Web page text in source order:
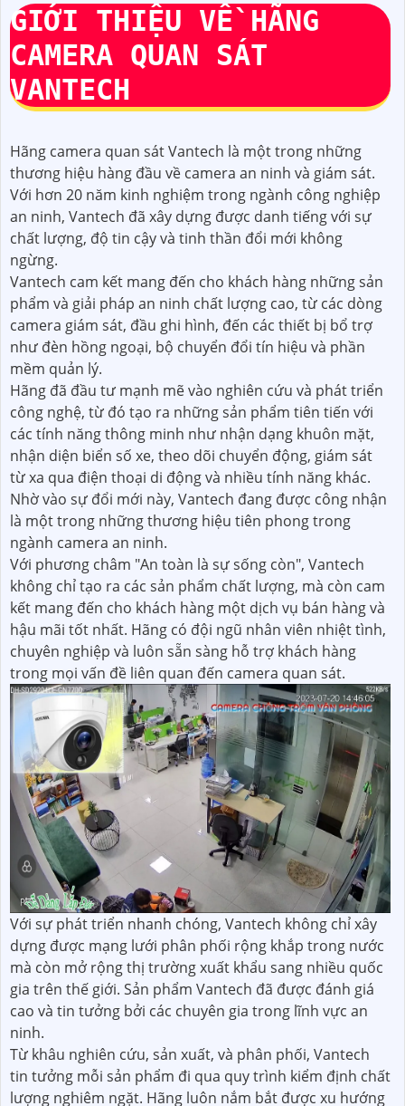
GIỚI THIỆU VỀ HÃNG
CAMERA QUAN SÁT
VANTECH
Hãng camera quan sát Vantech là một trong những
thương hiệu hàng đầu về camera an ninh và giám sát.
Với hơn 20 năm kinh nghiệm trong ngành công nghiệp
an ninh, Vantech đã xây dựng được danh tiếng với sự
chất lượng, độ tin cậy và tinh thần đổi mới không
ngừng.
Vantech cam kết mang đến cho khách hàng những sản
phẩm và giải pháp an ninh chất lượng cao, từ các dòng
camera giám sát, đầu ghi hình, đến các thiết bị bổ trợ
như đèn hồng ngoại, bộ chuyển đổi tín hiệu và phần
mềm quản lý.
Hãng đã đầu tư mạnh mẽ vào nghiên cứu và phát triển
công nghệ, từ đó tạo ra những sản phẩm tiên tiến với
các tính năng thông minh như nhận dạng khuôn mặt,
nhận diện biển số xe, theo dõi chuyển động, giám sát
từ xa qua điện thoại di động và nhiều tính năng khác.
Nhờ vào sự đổi mới này, Vantech đang được công nhận
là một trong những thương hiệu tiên phong trong
ngành camera an ninh.
Với phương châm "An toàn là sự sống còn", Vantech
không chỉ tạo ra các sản phẩm chất lượng, mà còn cam
kết mang đến cho khách hàng một dịch vụ bán hàng và
hậu mãi tốt nhất. Hãng có đội ngũ nhân viên nhiệt tình,
chuyên nghiệp và luôn sẵn sàng hỗ trợ khách hàng
trong mọi vấn đề liên quan đến camera quan sát.
Với sự phát triển nhanh chóng, Vantech không chỉ xây
dựng được mạng lưới phân phối rộng khắp trong nước
mà còn mở rộng thị trường xuất khẩu sang nhiều quốc
gia trên thế giới. Sản phẩm Vantech đã được đánh giá
cao và tin tưởng bởi các chuyên gia trong lĩnh vực an
ninh.
Từ khâu nghiên cứu, sản xuất, và phân phối, Vantech
tin tưởng mỗi sản phẩm đi qua quy trình kiểm định chất
lượng nghiêm ngặt. Hãng luôn nắm bắt được xu hướng